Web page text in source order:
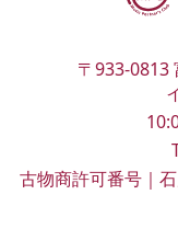
〒933-0813
古物商許可番号｜